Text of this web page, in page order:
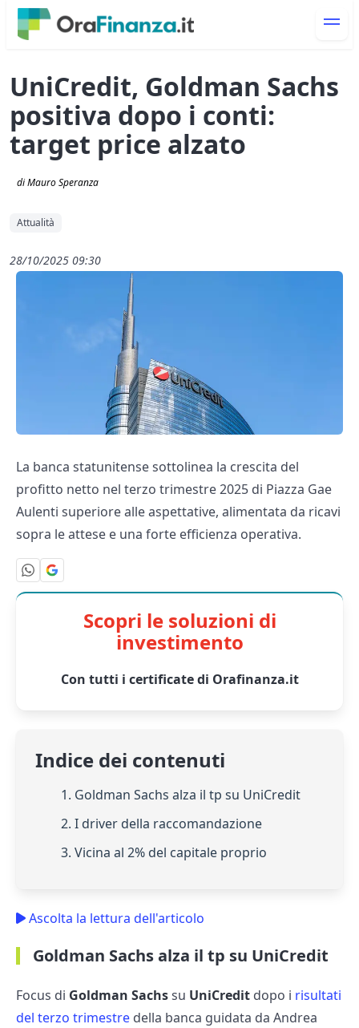
UniCredit, Goldman Sachs
positiva dopo i conti:
target price alzato
di Mauro Speranza
Attualità
28/10/2025 09:30
La banca statunitense sottolinea la crescita del
profitto netto nel terzo trimestre 2025 di Piazza Gae
Aulenti superiore alle aspettative, alimentata da ricavi
sopra le attese e una forte efficienza operativa.
Scopri le soluzioni di
investimento
Con tutti i certificate di Orafinanza.it
Indice dei contenuti
1. Goldman Sachs alza il tp su UniCredit
2. I driver della raccomandazione
3. Vicina al 2% del capitale proprio
Ascolta la lettura dell'articolo
Goldman Sachs alza il tp su UniCredit
Focus di Goldman Sachssu UniCredit dopo i risultati
del terzo trimestre della banca guidata da Andrea